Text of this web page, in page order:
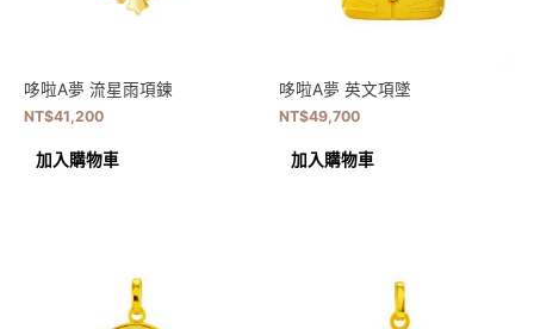
哆啦A夢 流星雨項鍊
NT$41,200
加入購物車
哆啦A夢 英文項墜
NT$49,700
加入購物車